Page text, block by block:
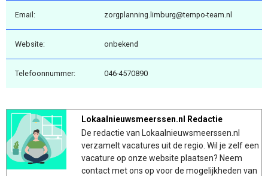
Email: zorgplanning.limburg@tempo-team.nl
Website: onbekend
Telefoonnummer: 046-4570890
Lokaalnieuwsmeerssen.nl Redactie
De redactie van Lokaalnieuwsmeerssen.nl
verzamelt vacatures uit de regio. Wil je zelf een
vacature op onze website plaatsen? Neem
contact met ons op voor de mogelijkheden van